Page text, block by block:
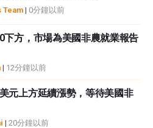
任何公司有業務關係。除了FXStreet，作
。作者對該資訊的準確性、完整性或適用
不承擔任何錯誤，遺漏或任何損失，傷害
的。錯誤和遺漏除外。本文作者和
容無意提供任何投資建議。
Team | 0分鐘以前
下方，市場為美國非農就業報告
| 12分鐘以前
元上方延續漲勢，等待美國非
| 20分鐘以前